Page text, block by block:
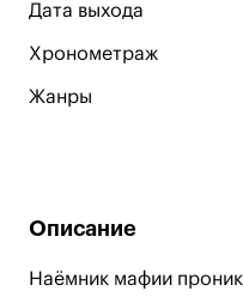
Дата выхода
Хронометраж
Жанры
Описание
Наёмник мафии